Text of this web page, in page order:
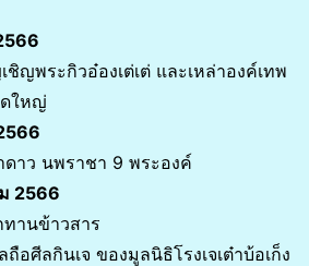
ญพระกิวอ๋องเต่เต่ และเหล่าองค์เทพ
ใหญ่
ดาว นพราชา 9 พระองค์
2566
ทานข้าวสาร
อศีลกินเจ ของมูลนิธิโรงเจเต๋าบ้อเก็ง